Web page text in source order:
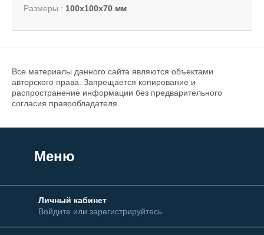
Размеры : 100х100х70 мм
Все материалы данного сайта являются объектами
авторского права. Запрещается копирование и
распространение информации без предварительного
согласия правообладателя.
Меню
Личный кабинет
Войдите или зарегистрируйтесь